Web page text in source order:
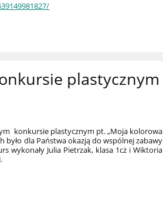
plastycznym
konkursie plastycznym pt. „Moja kolorowa
było dla Państwa okazją do wspólnej zabawy
wykonały Julia Pietrzak, klasa 1cż i Wiktoria